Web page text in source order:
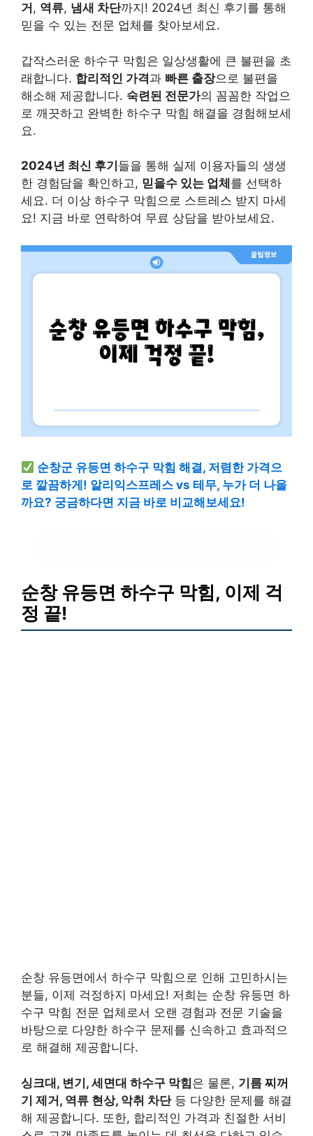
거 , 역류, 냄새 차단까지! 2024년 최신 후기를 통해
믿을 수 있는 전문 업체를 찾아보세요.
갑작스러운 하수구 막힘은 일상생활에 큰 불편을 초
래합니다. 합리적인 가격과 빠른 출장으로 불편을
해소해 제공합니다. 숙련된 전문가의 꼼꼼한 작업으
로 깨끗하고 완벽한 하수구 막힘 해결을 경험해보세
요.
2024년 최신 후기 들을 통해 실제 이용자들의 생생
한 경험담을 확인하고, 믿을수 있는 업체 를 선택하
세요. 더 이상 하수구 막힘으로 스트레스 받지 마세
요! 지금 바로 연락하여 무료 상담을 받아보세요.
순창군 유등면 하수구 막힘 해결, 저렴한 가격으
로 깔끔하게! 알리익스프레스 vs 테무, 누가 더 나을
까요? 궁금하다면 지금 바로 비교해보세요!
순창 유등면 하수구 막힘, 이제 걱
정 끝!
순창 유등면에서 하수구 막힘으로 인해 고민하시는
분들, 이제 걱정하지 마세요! 저희는 순창 유등면 하
수구 막힘 전문 업체 로서 오랜 경험과 전문 기술을
바탕으로 다양한 하수구 문제를 신속하고 효과적으
로 해결해 제공합니다.
싱크대, 변기, 세면대 하수구 막힘은 물론, 기름 찌꺼
기 제거, 역류 현상, 악취 차단등 다양한 문제를 해결
해 제공합니다. 또한, 합리적인 가격과 친절한 서비